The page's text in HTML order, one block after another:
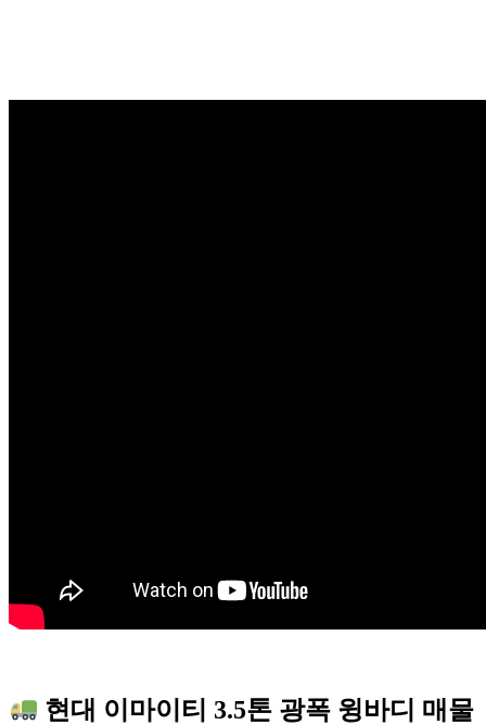
현대 이마이티 3.5톤 광폭 윙바디 매물